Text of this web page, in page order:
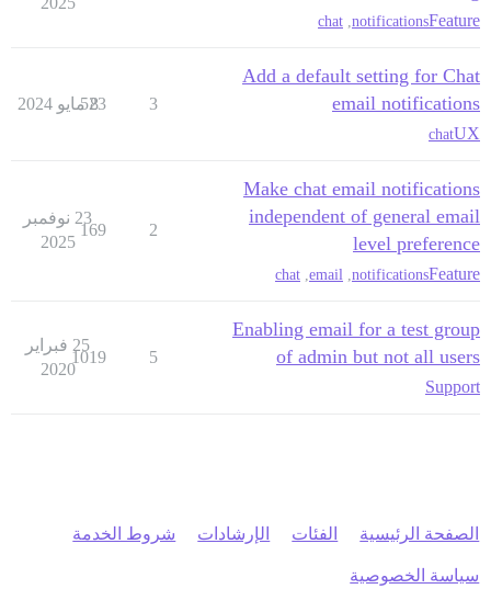
Feature
notifications
chat
Add a default setting for Chat
email notifications
UX
chat
3
523
8 مايو 2024
Make chat email notifications
independent of general email
level preference
Feature
notifications
email
chat
2
169
23 نوفمبر
2025
Enabling email for a test group
of admin but not all users
Support
5
1019
25 فبراير
2020
الصفحة الرئيسية الفئات الإرشادات شروط الخدمة
سياسة الخصوصية